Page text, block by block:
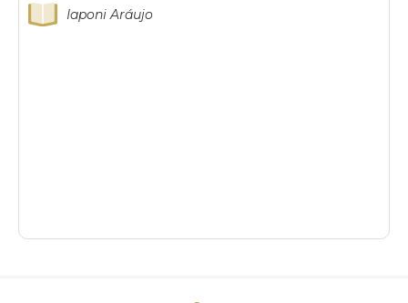
Iaponi Aráujo